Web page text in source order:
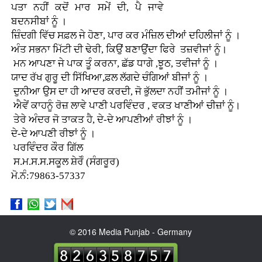
ਪਤਾ ਨਹੀਂ ਕਦੋਂ ਮਾਰ ਸਮੇਂ ਦੀ, ਪੈ ਜਾਵੇ
ਬਦਨਸੀਬਾਂ ਨੂੰ ।
ਜ਼ਿੰਦਗੀ ਵਿੱਚ ਸਫ਼ਲ ਜੇ ਹੋਣਾ, ਪਾਰ ਕਰ ਮੰਜ਼ਿਲ ਦੀਆਂ ਦਹਿਲੀਜਾਂ ਨੂੰ ।
ਅੰਤ ਸਭਨਾ ਮਿੱਟੀ ਦੀ ਢੇਰੀ, ਕਿਉਂ ਬਣਾਉਂਦਾ ਫਿਰੇ ਤਜ਼ਵੀਜਾਂ ਨੂੰ।
ਮਨ ਆਪਣਾ ਜੇ ਪਾਕ ਤੂੰ ਕਰਨਾ, ਛੱਡ ਧਾਗੇ ,ਝੂਠ, ਤਵੀਜਾਂ ਨੂੰ ।
ਯਾਦ ਰੱਖ ਗੁਰੂ ਦੀ ਸਿੱਖਿਆ,ਫ਼ਲ ਲੱਗਦੇ ਚੰਗਿਆਂ ਬੀਜਾਂ ਨੂੰ ।
ਦੁਨੀਆ ਉਸ ਦਾ ਹੀ ਆਦਰ ਕਰਦੀ, ਜੋ ਭੁੱਲਦਾ ਨਹੀਂ ਤਮੀਜਾਂ ਨੂੰ ।
ਐਵੇਂ ਕਾਹਨੂੰ ਰੋਜ਼ ਲਾਵੇ ਪਾਣੀ ਪਰਵਿੰਦਰ , ਵਕਤ ਖਾਣੀਆਂ ਚੀਜ਼ਾਂ ਨੂੰ।
ਤੇਰੇ ਅੰਦਰ ਜੋ ਤਾਕਤ ਹੈ, ਦੇ-ਦੇ ਆਪਣੀਆਂ ਰੀਝਾਂ ਨੂੰ ।
ਦੇ-ਦੇ ਆਪਣੀ ਰੀਝਾਂ ਨੂੰ ।
ਪਰਵਿੰਦਰ ਕੌਰ ਗਿੱਲ
ਸ.ਮ.ਸ.ਸ.ਸਕੂਲ ਸ਼ੇਰੋੰ (ਸੰਗਰੂਰ)
ਮੋ.ਨੰ:79863-57337
© 2016 Media Punjab - Germany